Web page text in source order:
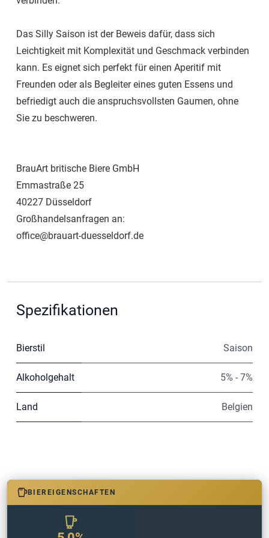
Das Silly Saison ist der Beweis dafür, dass sich
Leichtigkeit mit Komplexität und Geschmack verbinden
kann. Es eignet sich perfekt für einen Aperitif mit
Freunden oder als Begleiter eines guten Essens und
befriedigt auch die anspruchsvollsten Gaumen, ohne
Sie zu beschweren.
BrauArt britische Biere GmbH
Emmastraße 25
40227 Düsseldorf
Großhandelsanfragen an:
office@brauart-duesseldorf.de
Spezifikationen
Bierstil Saison
Alkoholgehalt 5% - 7%
Land Belgien
BIEREIGENSCHAFTEN